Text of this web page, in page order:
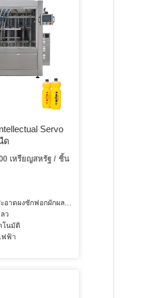
, เครื่องดื่ม
Servo
ด
เหรียญสหรัฐ / ชิ้น
อาดผงซักฟอกผักผลไม้น้ำมันผลิตภัณฑ์ดูแลเส้นผม
ว
โนมัติ
ฟฟ้า